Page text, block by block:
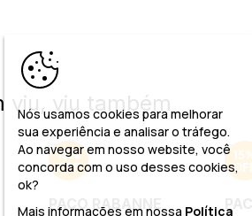
viu, viu também
15%
PACO RABANNE
Nós usamos cookies para melhorar
sua experiência e analisar o tráfego.
Ao navegar em nosso website, você
concorda com o uso desses cookies,
ok?
Mais informações em nossa Política